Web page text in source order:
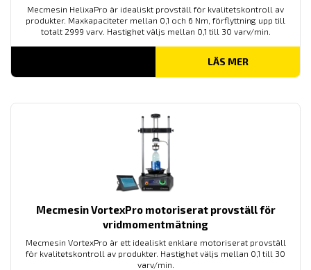
Mecmesin HelixaPro är idealiskt provställ för kvalitetskontroll av
produkter. Maxkapaciteter mellan 0,1 och 6 Nm, förflyttning upp till
totalt 2999 varv. Hastighet väljs mellan 0,1 till 30 varv/min.
LÄS MER
Mecmesin VortexPro motoriserat provställ för
vridmomentmätning
Mecmesin VortexPro är ett idealiskt enklare motoriserat provställ
för kvalitetskontroll av produkter. Hastighet väljs mellan 0,1 till 30
varv/min.